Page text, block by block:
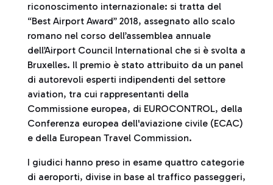
riconoscimento internazionale: si tratta del
“Best Airport Award” 2018, assegnato allo scalo
romano nel corso dell’assemblea annuale
dell’Airport Council International che si è svolta a
Bruxelles. Il premio è stato attribuito da un panel
di autorevoli esperti indipendenti del settore
aviation, tra cui rappresentanti della
Commissione europea, di EUROCONTROL, della
Conferenza europea dell'aviazione civile (ECAC)
e della European Travel Commission.
I giudici hanno preso in esame quattro categorie
di aeroporti, divise in base al traffico passeggeri,